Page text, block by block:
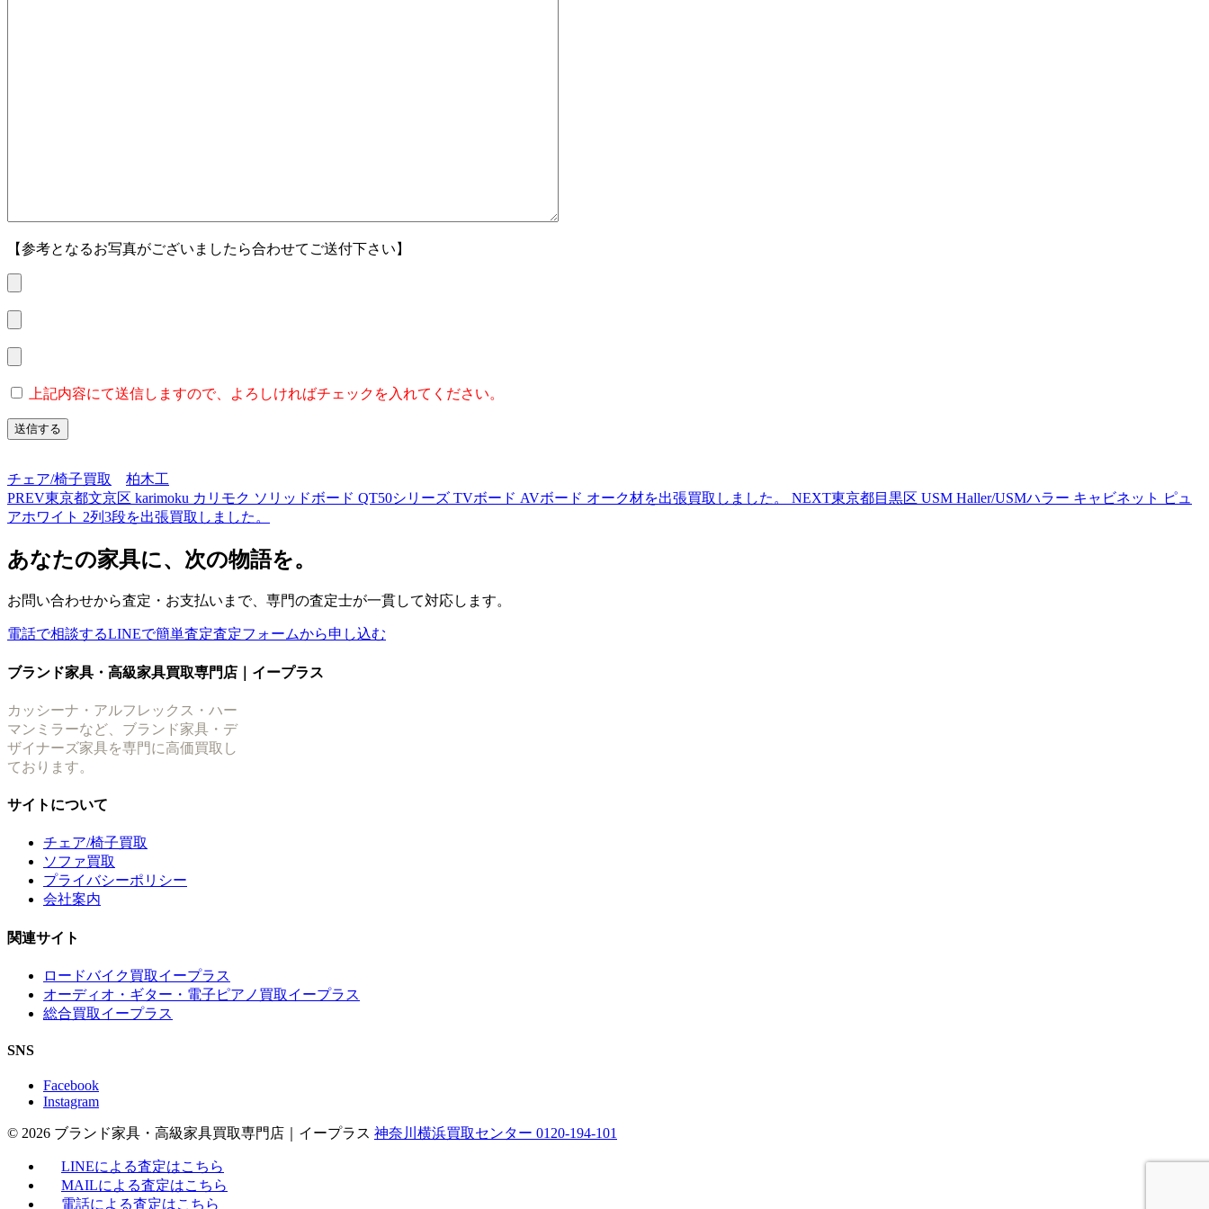
【参考となるお写真がございましたら合わせてご送付下さい】
上記内容にて送信しますので、よろしければチェックを入れてください。
チェア/椅子買取
柏木工
PREV東京都文京区 karimoku カリモク ソリッドボード QT50シリーズ TVボード AVボード オーク材を出張買取しました。 NEXT東京都目黒区 USM Haller/USMハラー キャビネット ピュ
アホワイト 2列3段を出張買取しました。
あなたの家具に、次の物語を。
お問い合わせから査定・お支払いまで、専門の査定士が一貫して対応します。
電話で相談するLINEで簡単査定査定フォームから申し込む
ブランド家具・高級家具買取専門店｜イープラス
カッシーナ・アルフレックス・ハー
マンミラーなど、ブランド家具・デ
ザイナーズ家具を専門に高価買取し
ております。
サイトについて
チェア/椅子買取
ソファ買取
プライバシーポリシー
会社案内
関連サイト
ロードバイク買取イープラス
オーディオ・ギター・電子ピアノ買取イープラス
総合買取イープラス
SNS
Facebook
Instagram
© 2026 ブランド家具・高級家具買取専門店｜イープラス 神奈川横浜買取センター 0120-194-101
LINEによる査定はこちら
MAILによる査定はこちら
電話による査定はこちら